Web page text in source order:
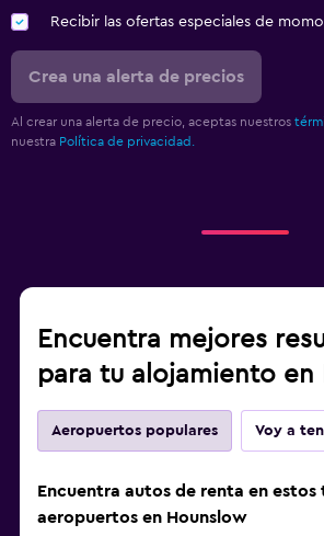
Recibir las ofertas especiales de
Crea una alerta de precios
Al crear una alerta de precio, aceptas nuestros
nuestra Política de privacidad.
Encuentra mejores
para tu alojamiento en
Aeropuertos populares Voy a
Encuentra autos de renta en estos
aeropuertos en Hounslow